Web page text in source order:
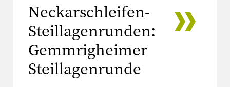
Neckarschleifen-
Steillagenrunden:
Gemmrigheimer
Steillagenrunde